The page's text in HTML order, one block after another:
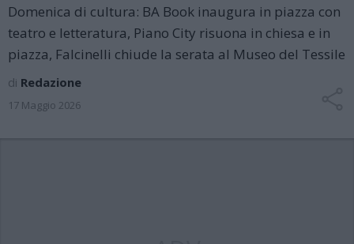
Domenica di cultura: BA Book inaugura in piazza con
teatro e letteratura, Piano City risuona in chiesa e in
piazza, Falcinelli chiude la serata al Museo del Tessile
di Redazione
17 Maggio 2026